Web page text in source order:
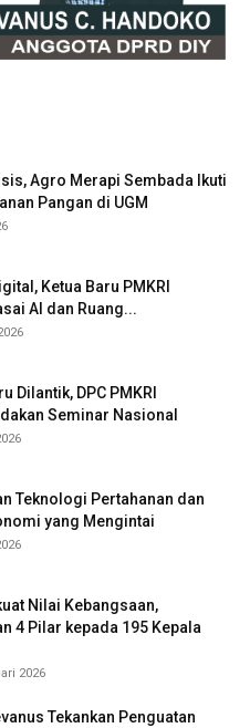
Agro Merapi Sembada Ikuti
Pangan di UGM
Ketua Baru PMKRI
AI dan Ruang...
Dilantik, DPC PMKRI
Seminar Nasional
Teknologi Pertahanan dan
yang Mengintai
Nilai Kebangsaan,
4 Pilar kepada 195 Kepala
2026
Tekankan Penguatan